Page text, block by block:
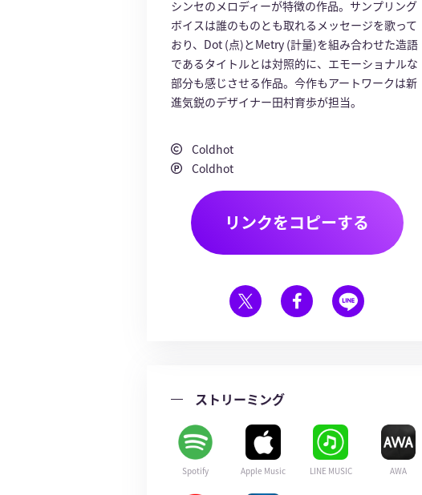
シンセのメロディーが特徴の作品。サンプリング
ボイスは誰のものとも取れるメッセージを歌って
おり、Dot (点)とMetry (計量)を組み合わせた造語
であるタイトルとは対照的に、エモーショナルな
部分も感じさせる作品。今作もアートワークは新
進気鋭のデザイナー田村育歩が担当。
Coldhot
Coldhot
リンクをコピーする
ストリーミング
Spotify Apple Music LINE MUSIC AWA